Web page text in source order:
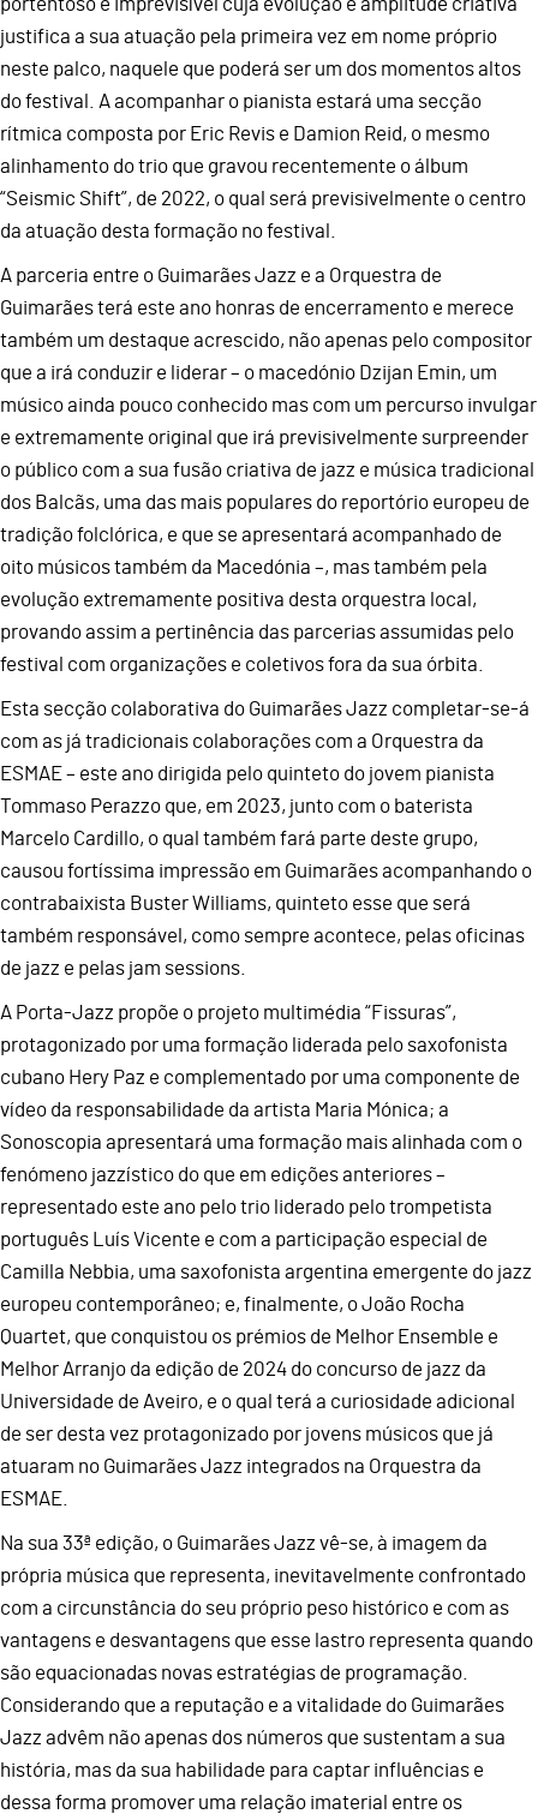
portentoso e imprevisível cuja evolução e amplitude criativa
justifica a sua atuação pela primeira vez em nome próprio
neste palco, naquele que poderá ser um dos momentos altos
do festival. A acompanhar o pianista estará uma secção
rítmica composta por Eric Revis e Damion Reid, o mesmo
alinhamento do trio que gravou recentemente o álbum
“Seismic Shift”, de 2022, o qual será previsivelmente o centro
da atuação desta formação no festival.
A parceria entre o Guimarães Jazz e a Orquestra de
Guimarães terá este ano honras de encerramento e merece
também um destaque acrescido, não apenas pelo compositor
que a irá conduzir e liderar – o macedónio Dzijan Emin, um
músico ainda pouco conhecido mas com um percurso invulgar
e extremamente original que irá previsivelmente surpreender
o público com a sua fusão criativa de jazz e música tradicional
dos Balcãs, uma das mais populares do reportório europeu de
tradição folclórica, e que se apresentará acompanhado de
oito músicos também da Macedónia –, mas também pela
evolução extremamente positiva desta orquestra local,
provando assim a pertinência das parcerias assumidas pelo
festival com organizações e coletivos fora da sua órbita.
Esta secção colaborativa do Guimarães Jazz completar-se-á
com as já tradicionais colaborações com a Orquestra da
ESMAE – este ano dirigida pelo quinteto do jovem pianista
Tommaso Perazzo que, em 2023, junto com o baterista
Marcelo Cardillo, o qual também fará parte deste grupo,
causou fortíssima impressão em Guimarães acompanhando o
contrabaixista Buster Williams, quinteto esse que será
também responsável, como sempre acontece, pelas oficinas
de jazz e pelas jam sessions.
A Porta-Jazz propõe o projeto multimédia “Fissuras”,
protagonizado por uma formação liderada pelo saxofonista
cubano Hery Paz e complementado por uma componente de
vídeo da responsabilidade da artista Maria Mónica; a
Sonoscopia apresentará uma formação mais alinhada com o
fenómeno jazzístico do que em edições anteriores –
representado este ano pelo trio liderado pelo trompetista
português Luís Vicente e com a participação especial de
Camilla Nebbia, uma saxofonista argentina emergente do jazz
europeu contemporâneo; e, finalmente, o João Rocha
Quartet, que conquistou os prémios de Melhor Ensemble e
Melhor Arranjo da edição de 2024 do concurso de jazz da
Universidade de Aveiro, e o qual terá a curiosidade adicional
de ser desta vez protagonizado por jovens músicos que já
atuaram no Guimarães Jazz integrados na Orquestra da
ESMAE.
Na sua 33ª edição, o Guimarães Jazz vê-se, à imagem da
própria música que representa, inevitavelmente confrontado
com a circunstância do seu próprio peso histórico e com as
vantagens e desvantagens que esse lastro representa quando
são equacionadas novas estratégias de programação.
Considerando que a reputação e a vitalidade do Guimarães
Jazz advêm não apenas dos números que sustentam a sua
história, mas da sua habilidade para captar influências e
dessa forma promover uma relação imaterial entre os